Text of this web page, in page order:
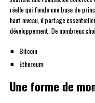
réelle qui fonde une base de
haut niveau, il partage
développement. De nombreux
Bitcoin
Ethereum
Une forme de